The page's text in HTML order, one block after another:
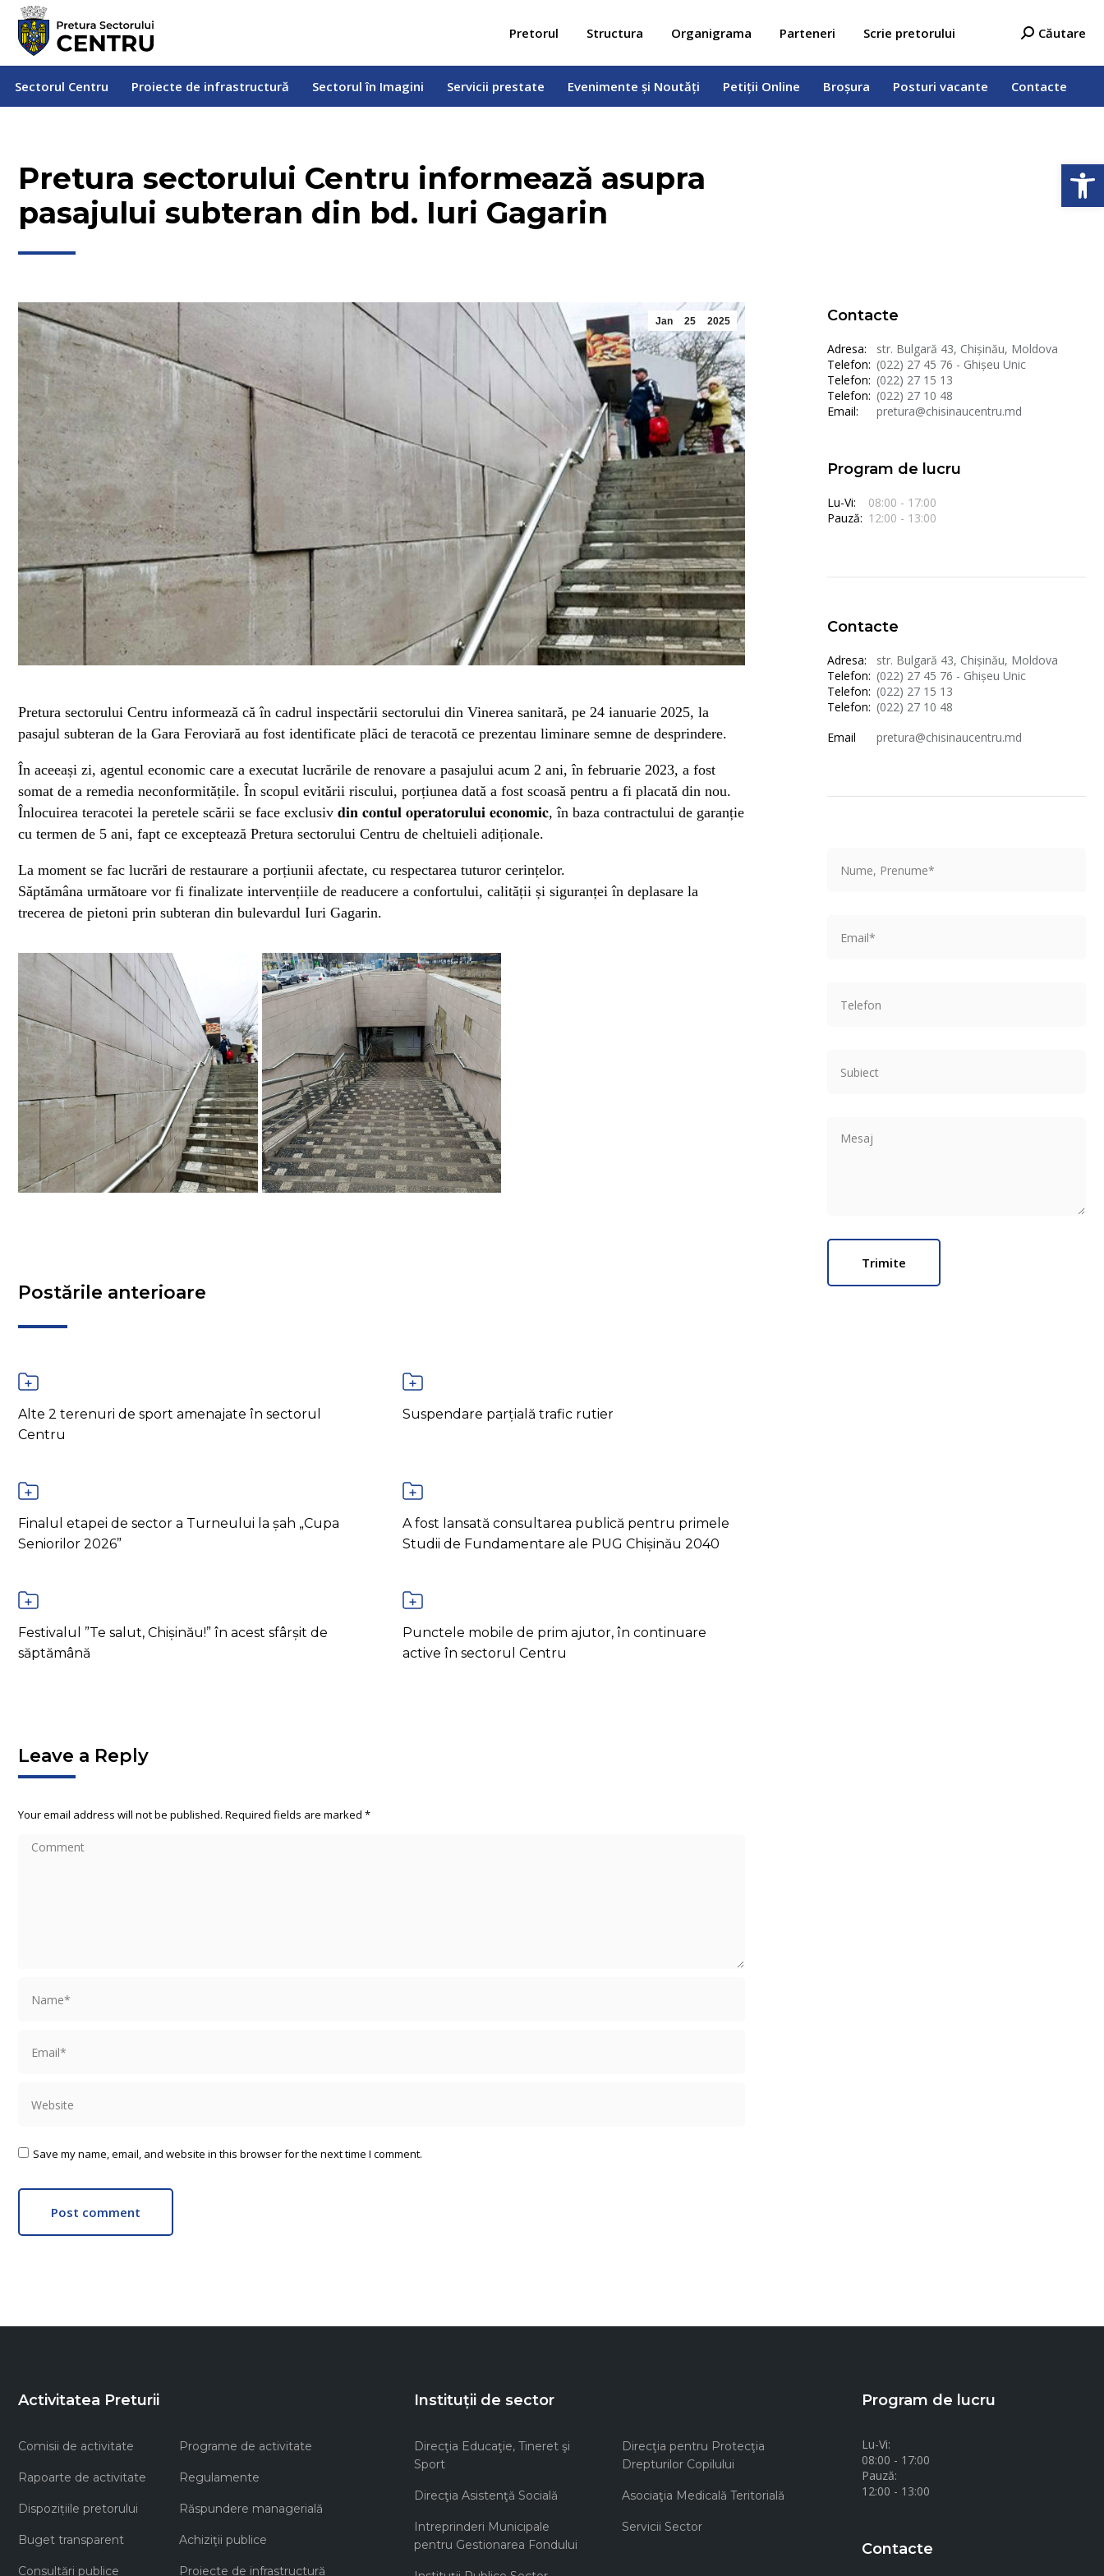
Pretorul Structura Organigrama Parteneri Scrie pretorului Search:
Căutare
Sectorul Centru Proiecte de infrastructură Sectorul în Imagini Servicii prestate Evenimente și Noutăți Petiții Online Broșura Posturi vacante Contacte
Pretura sectorului Centru informează asupra
pasajului subteran din bd. Iuri Gagarin
Jan 25 2025
Pretura sectorului Centru informează că în cadrul inspectării sectorului din Vinerea sanitară, pe 24 ianuarie 2025, la
pasajul subteran de la Gara Feroviară au fost identificate plăci de teracotă ce prezentau liminare semne de desprindere.
În aceeași zi, agentul economic care a executat lucrările de renovare a pasajului acum 2 ani, în februarie 2023, a fost
somat de a remedia neconformitățile. În scopul evitării riscului, porțiunea dată a fost scoasă pentru a fi placată din nou.
Înlocuirea teracotei la peretele scării se face exclusiv 𝐝𝐢𝐧 𝐜𝐨𝐧𝐭𝐮𝐥 𝐨𝐩𝐞𝐫𝐚𝐭𝐨𝐫𝐮𝐥𝐮𝐢 𝐞𝐜𝐨𝐧𝐨𝐦𝐢𝐜, în baza contractului de garanție
cu termen de 5 ani, fapt ce exceptează Pretura sectorului Centru de cheltuieli adiționale.
La moment se fac lucrări de restaurare a porțiunii afectate, cu respectarea tuturor cerințelor.
Săptămâna următoare vor fi finalizate intervențiile de readucere a confortului, calității și siguranței în deplasare la
trecerea de pietoni prin subteran din bulevardul Iuri Gagarin.
Postările anterioare
Alte 2 terenuri de sport amenajate în sectorul
Centru
Suspendare parțială trafic rutier
Finalul etapei de sector a Turneului la șah „Cupa
Seniorilor 2026”
A fost lansată consultarea publică pentru primele
Studii de Fundamentare ale PUG Chișinău 2040
Festivalul ”Te salut, Chișinău!” în acest sfârșit de
săptămână
Punctele mobile de prim ajutor, în continuare
active în sectorul Centru
Leave a Reply
Your email address will not be published. Required fields are marked *
Comment
Save my name, email, and website in this browser for the next time I comment.
Post comment
Contacte
Adresa:
str. Bulgară 43, Chișinău, Moldova
Telefon: (022) 27 45 76 - Ghișeu Unic
Telefon: (022) 27 15 13
Telefon: (022) 27 10 48
Email:
pretura@chisinaucentru.md
Program de lucru
Lu-Vi:
08:00 - 17:00
Pauză: 12:00 - 13:00
Contacte
Adresa:
str. Bulgară 43, Chișinău, Moldova
Telefon: (022) 27 45 76 - Ghișeu Unic
Telefon: (022) 27 15 13
Telefon: (022) 27 10 48
Email
pretura@chisinaucentru.md
Activitatea Preturii
Comisii de activitate Programe de activitate
Rapoarte de activitate Regulamente
Dispozițiile pretorului Răspundere managerială
Buget transparent Achiziţii publice
Consultări publice Proiecte de infrastructură
Instituții de sector
Direcţia Educaţie, Tineret şi
Sport
Direcţia pentru Protecţia
Drepturilor Copilului
Direcţia Asistenţă Socială Asociaţia Medicală Teritorială
Intreprinderi Municipale
pentru Gestionarea Fondului
Servicii Sector
Program de lucru
Lu-Vi:
08:00 - 17:00
Pauză:
12:00 - 13:00
Contacte
Sectorul Centru Proiecte de infrastructură Servicii prestate Evenimente și Noutăți Petiții Online Broșura Posturi vacante Contacte